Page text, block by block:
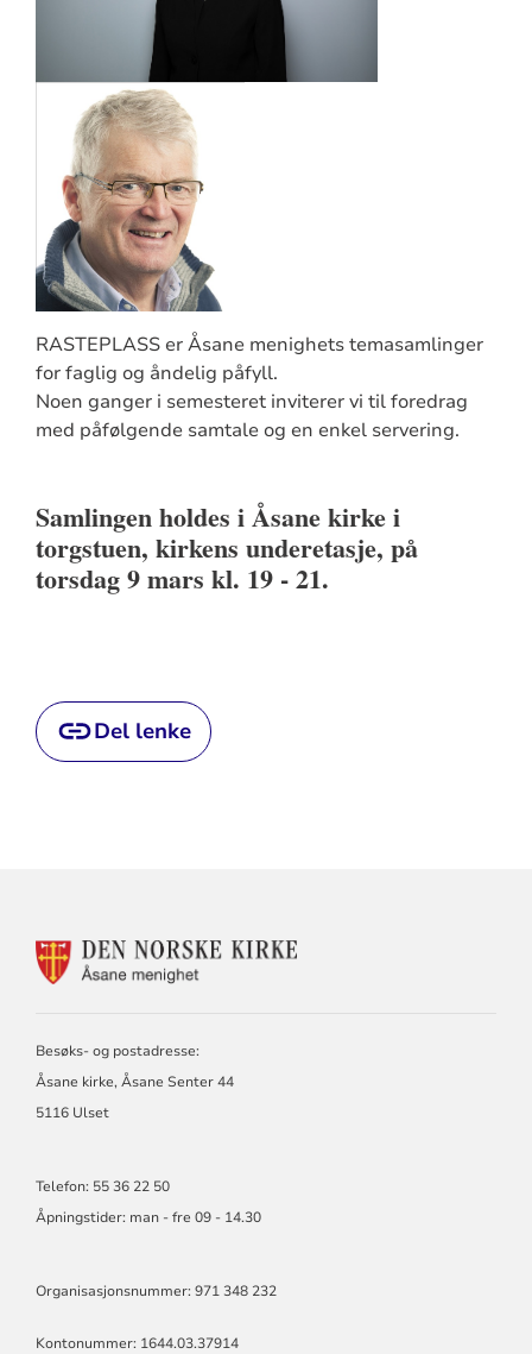
RASTEPLASS er Åsane menighets temasamlinger
for faglig og åndelig påfyll.
Noen ganger i semesteret inviterer vi til foredrag
med påfølgende samtale og en enkel servering.
Samlingen holdes i Åsane kirke i
torgstuen, kirkens underetasje, på
torsdag 9 mars kl. 19 - 21.
Del lenke
KONTAKTINFORMASJON
Besøks- og postadresse:
Åsane kirke, Åsane Senter 44
5116 Ulset
Telefon: 55 36 22 50
Åpningstider: man - fre 09 - 14.30
Organisasjonsnummer: 971 348 232
Kontonummer: 1644.03.37914